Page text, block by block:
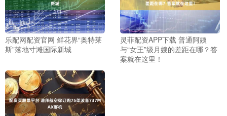
乐配网配资官网 鲜花界“奥特莱
斯”落地寸滩国际新城
灵菲配资APP下载 普通阿姨
与“女王”级月嫂的差距在哪？答
案就在这里！